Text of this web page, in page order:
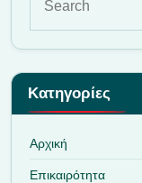
Κατηγορίες
Αρχική
Επικαιρότητα